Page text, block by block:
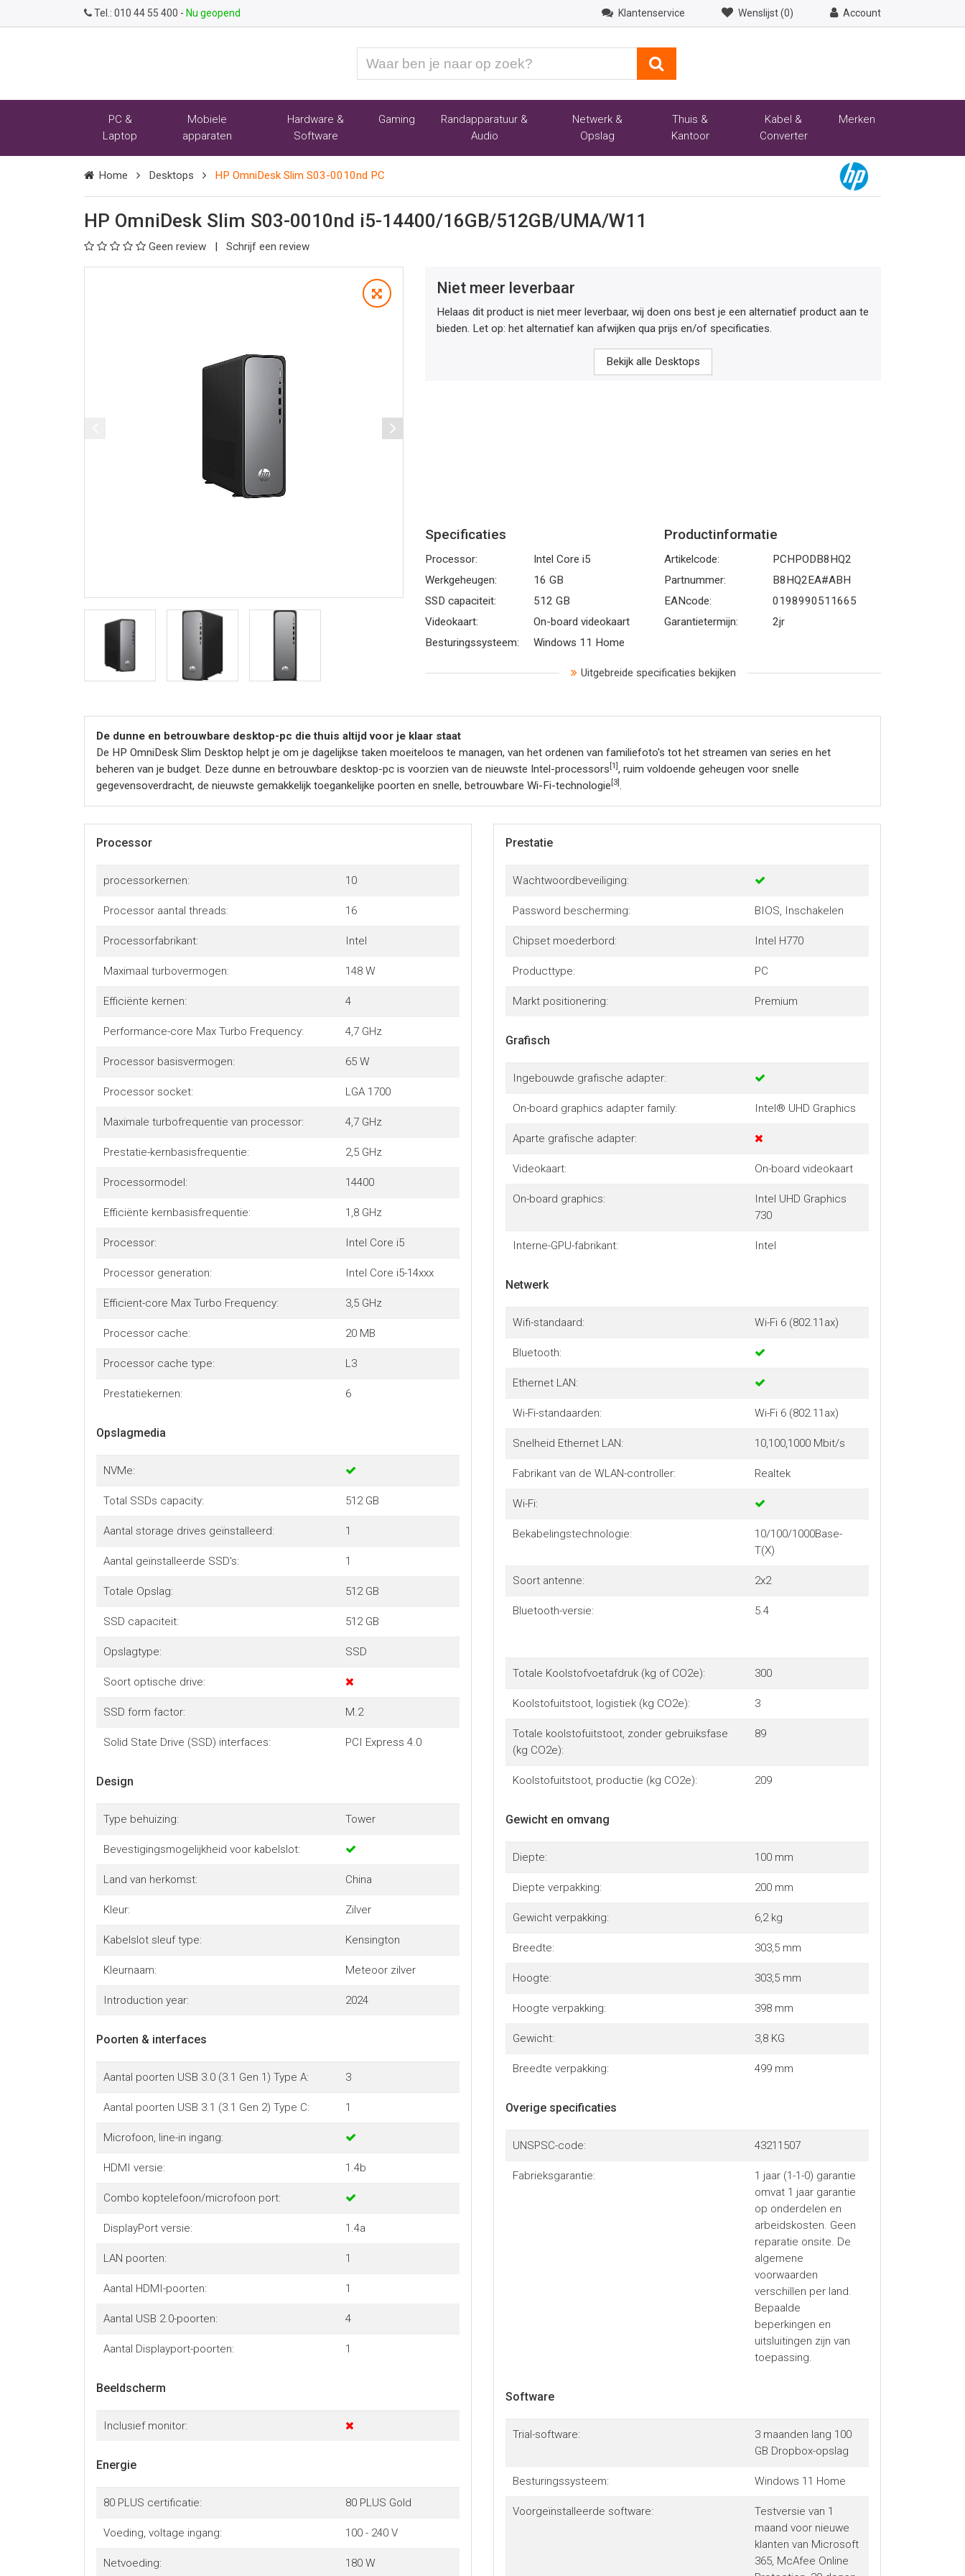
Tel.: 010 44 55 400 - Nu geopend Klantenservice Wenslijst (0) Account
ben
naar
PC &
Laptop
Mobiele
apparaten
Hardware &
Software
Gaming
Randapparatuur &
Audio
Netwerk &
Opslag
Thuis &
Kantoor
Kabel &
Converter
Merken
Home Desktops HP OmniDesk Slim S03-0010nd PC
HP OmniDesk Slim S03-0010nd i5-14400/16GB/512GB/UMA/W11
Geen review Schrijf een review
Niet meer leverbaar
Helaas dit product is niet meer leverbaar, wij doen ons best je een alternatief product aan te
bieden. Let op: het alternatief kan afwijken qua prijs en/of specificaties.
Bekijk alle Desktops
Specificaties
Processor:
Intel Core i5
Werkgeheugen:
16 GB
SSD capaciteit:
512 GB
Videokaart:
On-board videokaart
Besturingssysteem:
Windows 11 Home
Productinformatie
Artikelcode:
PCHPODB8HQ2
Partnummer:
B8HQ2EA#ABH
EANcode:
0198990511665
Garantietermijn:
2jr
Uitgebreide specificaties bekijken
De dunne en betrouwbare desktop-pc die thuis altijd voor je klaar staat
De HP OmniDesk Slim Desktop helpt je om je dagelijkse taken moeiteloos te managen, van het ordenen van familiefoto's tot het streamen van series en het
beheren van je budget. Deze dunne en betrouwbare desktop-pc is voorzien van de nieuwste Intel-processors [1], ruim voldoende geheugen voor snelle
gegevensoverdracht, de nieuwste gemakkelijk toegankelijke poorten en snelle, betrouwbare Wi-Fi-technologie [3].
Processor
processorkernen: 10
Processor aantal threads: 16
Processorfabrikant: Intel
Maximaal turbovermogen: 148 W
Efficiënte kernen: 4
Performance-core Max Turbo Frequency: 4,7 GHz
Processor basisvermogen: 65 W
Processor socket: LGA 1700
Maximale turbofrequentie van processor: 4,7 GHz
Prestatie-kernbasisfrequentie: 2,5 GHz
Processormodel: 14400
Efficiënte kernbasisfrequentie: 1,8 GHz
Processor: Intel Core i5
Processor generation: Intel Core i5-14xxx
Efficient-core Max Turbo Frequency: 3,5 GHz
Processor cache: 20 MB
Processor cache type: L3
Prestatiekernen: 6
Opslagmedia
NVMe:
Total SSDs capacity: 512 GB
Aantal storage drives geïnstalleerd: 1
Aantal geïnstalleerde SSD's: 1
Totale Opslag: 512 GB
SSD capaciteit: 512 GB
Opslagtype: SSD
Soort optische drive:
SSD form factor: M.2
Solid State Drive (SSD) interfaces: PCI Express 4.0
Design
Type behuizing: Tower
Bevestigingsmogelijkheid voor kabelslot:
Land van herkomst: China
Kleur: Zilver
Kabelslot sleuf type: Kensington
Kleurnaam: Meteoor zilver
Introduction year: 2024
Poorten & interfaces
Aantal poorten USB 3.0 (3.1 Gen 1) Type A: 3
Aantal poorten USB 3.1 (3.1 Gen 2) Type C: 1
Microfoon, line-in ingang:
HDMI versie: 1.4b
Combo koptelefoon/microfoon port:
DisplayPort versie: 1.4a
LAN poorten: 1
Aantal HDMI-poorten: 1
Aantal USB 2.0-poorten: 4
Aantal Displayport-poorten: 1
Beeldscherm
Inclusief monitor:
Energie
80 PLUS certificatie: 80 PLUS Gold
Voeding, voltage ingang: 100 - 240 V
Netvoeding: 180 W
Prestatie
Wachtwoordbeveiliging:
Password bescherming: BIOS, Inschakelen
Chipset moederbord: Intel H770
Producttype: PC
Markt positionering: Premium
Grafisch
Ingebouwde grafische adapter:
On-board graphics adapter family: Intel® UHD Graphics
Aparte grafische adapter:
Videokaart: On-board videokaart
On-board graphics:
Intel UHD Graphics
730
Interne-GPU-fabrikant: Intel
Netwerk
Wifi-standaard: Wi-Fi 6 (802.11ax)
Bluetooth:
Ethernet LAN:
Wi-Fi-standaarden: Wi-Fi 6 (802.11ax)
Snelheid Ethernet LAN: 10,100,1000 Mbit/s
Fabrikant van de WLAN-controller: Realtek
Wi-Fi:
Bekabelingstechnologie:
10/100/1000Base-
T(X)
Soort antenne: 2x2
Bluetooth-versie: 5.4
Totale Koolstofvoetafdruk (kg of CO2e): 300
Koolstofuitstoot, logistiek (kg CO2e): 3
Totale koolstofuitstoot, zonder gebruiksfase
(kg CO2e):
89
Koolstofuitstoot, productie (kg CO2e): 209
Gewicht en omvang
Diepte: 100 mm
Diepte verpakking: 200 mm
Gewicht verpakking: 6,2 kg
Breedte: 303,5 mm
Hoogte: 303,5 mm
Hoogte verpakking: 398 mm
Gewicht: 3,8 KG
Breedte verpakking: 499 mm
Overige specificaties
UNSPSC-code: 43211507
Fabrieksgarantie:
1 jaar (1-1-0) garantie
omvat 1 jaar garantie
op onderdelen en
arbeidskosten. Geen
reparatie onsite. De
algemene
voorwaarden
verschillen per land.
Bepaalde
beperkingen en
uitsluitingen zijn van
toepassing.
Software
Trial-software:
3 maanden lang 100
GB Dropbox-opslag
Besturingssysteem: Windows 11 Home
Voorgeïnstalleerde software:
Testversie van 1
maand voor nieuwe
klanten van Microsoft
365, McAfee Online